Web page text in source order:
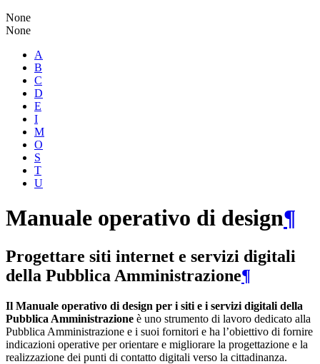
None
None
A
B
C
D
E
I
M
O
S
T
U
Manuale operativo di design¶
Progettare siti internet e servizi digitali
della Pubblica Amministrazione¶
Il Manuale operativo di design per i siti e i servizi digitali della
Pubblica Amministrazione è uno strumento di lavoro dedicato alla
Pubblica Amministrazione e i suoi fornitori e ha l’obiettivo di fornire
indicazioni operative per orientare e migliorare la progettazione e la
realizzazione dei punti di contatto digitali verso la cittadinanza.